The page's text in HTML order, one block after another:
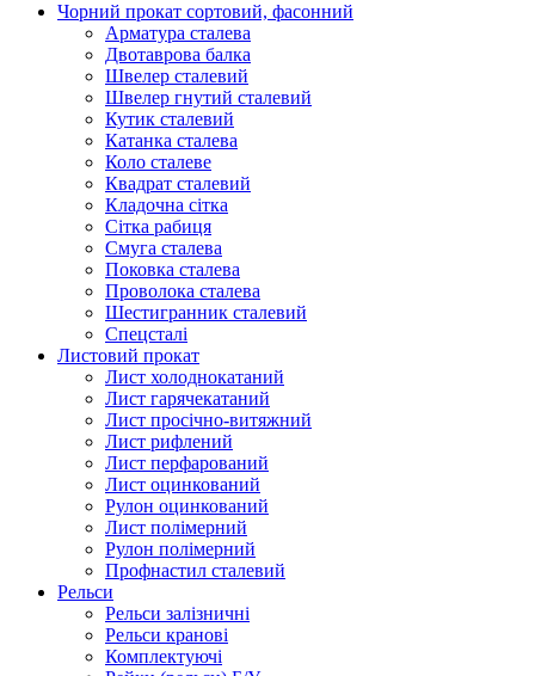
Чорний прокат сортовий, фасонний
Арматура сталева
Двотаврова балка
Швелер сталевий
Швелер гнутий сталевий
Кутик сталевий
Катанка сталева
Коло сталеве
Квадрат сталевий
Кладочна сітка
Сітка рабиця
Смуга сталева
Поковка сталева
Проволока сталева
Шестигранник сталевий
Спецсталі
Листовий прокат
Лист холоднокатаний
Лист гарячекатаний
Лист просічно-витяжний
Лист рифлений
Лист перфарований
Лист оцинкований
Рулон оцинкований
Лист полімерний
Рулон полімерний
Профнастил сталевий
Рельси
Рельси залізничні
Рельси кранові
Комплектуючі